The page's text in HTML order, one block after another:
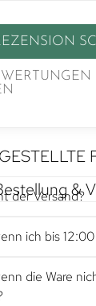
&
der Versand?
ich bis
die Ware